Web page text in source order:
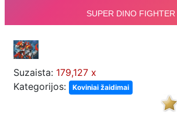
Suzaista: 179,127 x
Kategorijos:
Koviniai žaidimai